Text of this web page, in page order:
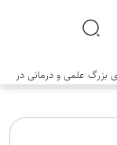
بزرگ علمی و درمانی در